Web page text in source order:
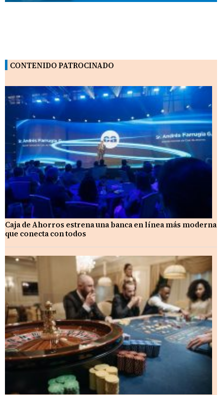
CONTENIDO PATROCINADO
Caja de Ahorros estrena una banca en línea más moderna
que conecta con todos